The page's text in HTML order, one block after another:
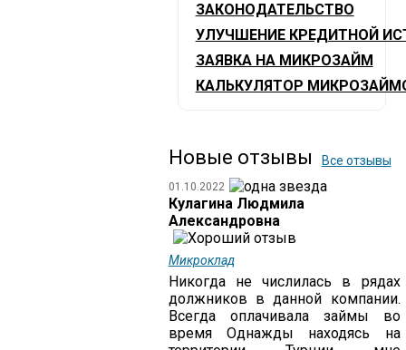
ЗАКОНОДАТЕЛЬСТВО
УЛУЧШЕНИЕ КРЕДИТНОЙ
ЗАЯВКА НА МИКРОЗАЙМ
КАЛЬКУЛЯТОР
Новые отзывы Все отзывы
01.10.2022
Кулагина Людмила
Александровна
Микроклад
Никогда не числилась в рядах
должников в данной компании.
Всегда оплачивала займы во
время Однажды находясь на